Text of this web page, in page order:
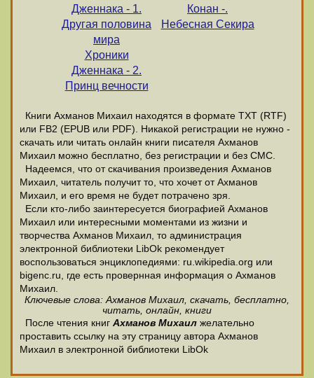
Дженнака - 1.
Другая половина
мира
Хроники
Дженнака - 2.
Принц вечности
Конан -.
Небесная Секира
Книги Ахманов Михаил находятся в формате ТХТ (RTF)
или FB2 (EPUB или PDF). Никакой регистрации не нужно -
скачать или читать онлайн книги писателя Ахманов
Михаил можно бесплатно, без регистрации и без СМС.
Надеемся, что от скачивания произведения Ахманов
Михаил, читатель получит то, что хочет от Ахманов
Михаил, и его время не будет потрачено зря.
Если кто-либо заинтересуется биографией Ахманов
Михаил или интересными моментами из жизни и
творчества Ахманов Михаил, то администрация
электронной библиотеки LibOk рекомендует
воспользоваться энциклопедиями: ru.wikipedia.org или
bigenc.ru, где есть провернная информация о Ахманов
Михаил.
Ключевые слова: Ахманов Михаил, скачать, бесплатно,
читать, онлайн, книги
После чтения книг Ахманов Михаил желательно
проставить ссылку на эту страницу автора Ахманов
Михаил в электронной библиотеки LibOk